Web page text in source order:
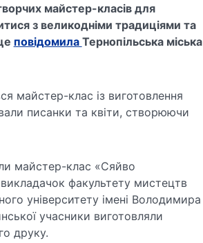
майстер-класів для
з великодніми традиціями та
повідомила Тернопільська міська
майстер-клас із виготовлення
писанки та квіти, створюючи
майстер-клас «Сяйво
факультету мистецтв
університету імені Володимира
учасники виготовляли
друку.